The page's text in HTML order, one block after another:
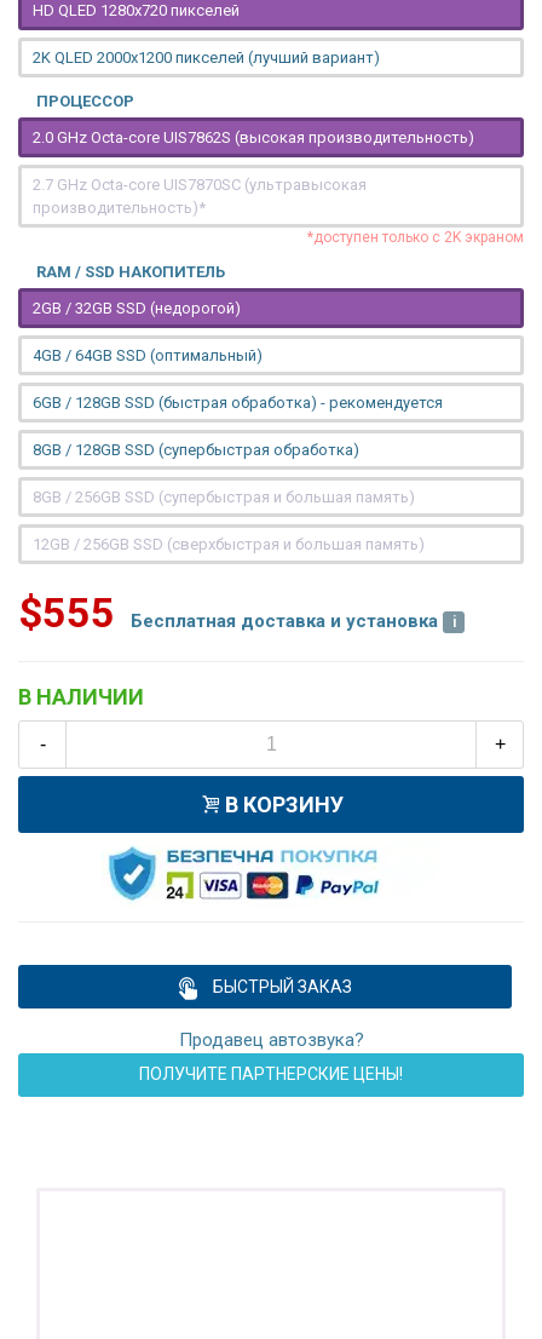
HD QLED 1280x720 пикселей
2K QLED 2000х1200 пикселей (лучший вариант)
ПРОЦЕССОР
2.0 GHz Octa-core UIS7862S (высокая производительность)
2.7 GHz Octa-core UIS7870SC (ультравысокая
производительность)*
*доступен только с 2K экраном
RAM / SSD НАКОПИТЕЛЬ
2GB / 32GB SSD (недорогой)
4GB / 64GB SSD (оптимальный)
6GB / 128GB SSD (быстрая обработка) - рекомендуется
8GB / 128GB SSD (супербыстрая обработка)
8GB / 256GB SSD (супербыстрая и большая память)
12GB / 256GB SSD (сверхбыстрая и большая память)
$555 Бесплатная доставка и установка
В НАЛИЧИИ
- +
В КОРЗИНУ
БЫСТРЫЙ ЗАКАЗ
Продавец автозвука?
ПОЛУЧИТЕ ПАРТНЕРСКИЕ ЦЕНЫ!